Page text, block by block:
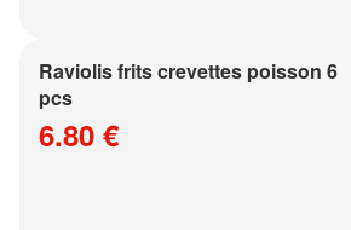
Raviolis frits crevettes poisson 6
pcs
6.80 €